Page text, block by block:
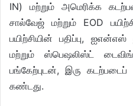
IN) மற்றும் அமெரிக்க
சால்வேஜ் மற்றும் EOD
பயிற்சியின் பதிப்பு,
மற்றும் ஸ்பெஷலிஸ்ட்
பங்கேற்புடன், இரு
கண்டது.